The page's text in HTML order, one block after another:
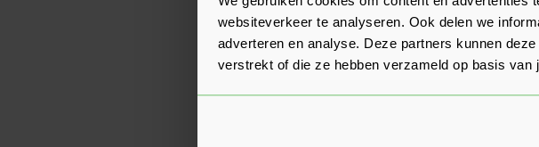
websiteverkeer te analyseren. Ook delen we
adverteren en analyse. Deze partners kunnen
verstrekt of die ze hebben verzameld op basis van